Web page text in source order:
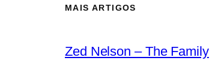
MAIS ARTIGOS
Zed Nelson – The Family